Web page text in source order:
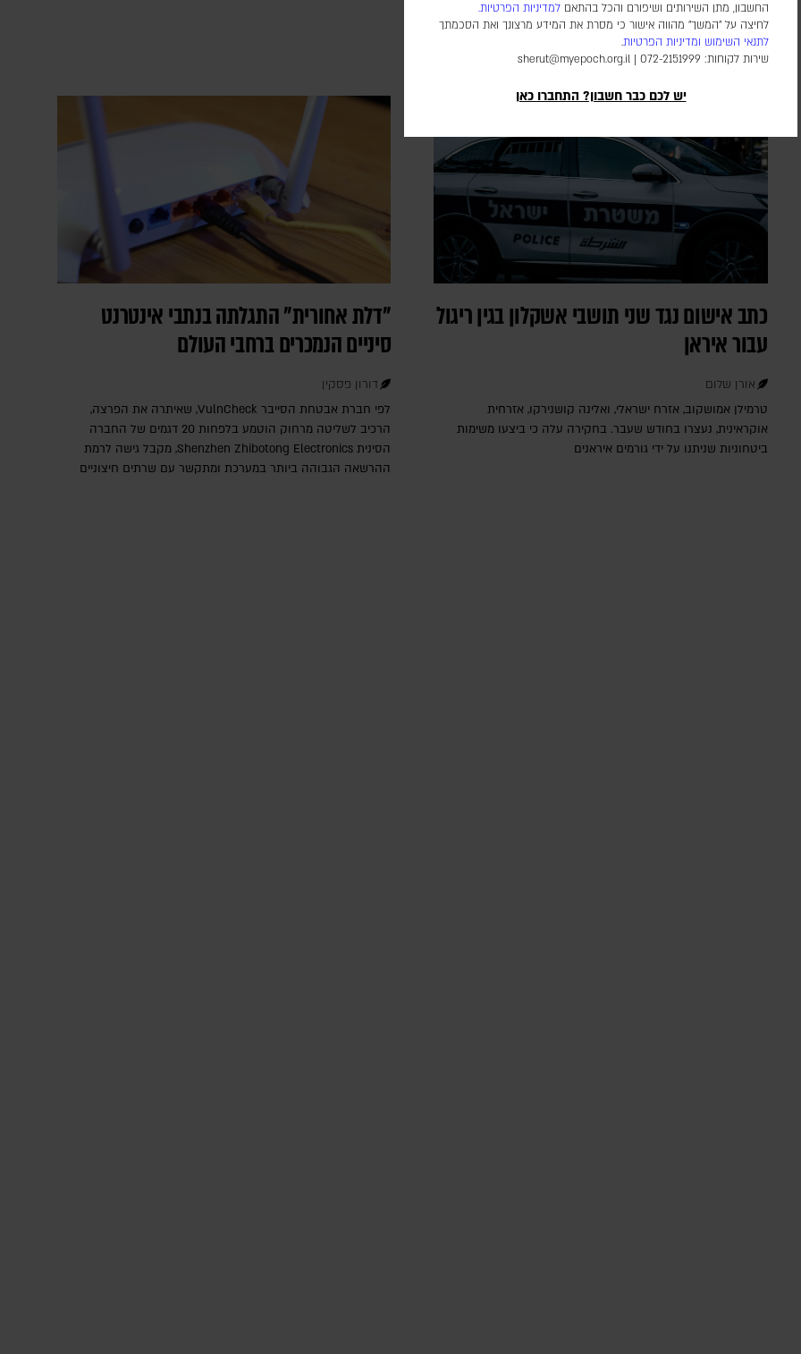
החשבון, מתן השירותים ושיפורם והכל בהתאם למדיניות הפרטיות.
לחיצה על "המשך" מהווה אישור כי מסרת את המידע מרצונך ואת הסכמתך
לתנאי השימוש ומדיניות הפרטיות.
שירות לקוחות: 072-2151999 |
sherut@myepoch.org.il
יש לכם כבר חשבון? התחברו כאן
גבוה. התקיפות במפרץ הפכו את התרחיש התיאורטי למשבר
אספקה ממשי
כתב אישום נגד שני תושבי אשקלון בגין ריגול
עבור איראן
אורן שלום
טרמילן אמושקוב, אזרח ישראלי, ואלינה קושנירקו, אזרחית
אוקראינית, נעצרו בחודש שעבר. בחקירה עלה כי ביצעו משימות
ביטחוניות שניתנו על ידי גורמים איראנים
"דלת אחורית" התגלתה בנתבי אינטרנט
סיניים הנמכרים ברחבי העולם
דורון פסקין
לפי חברת אבטחת הסייבר VulnCheck‎, שאיתרה את הפרצה,
הרכיב לשליטה מרחוק הוטמע בלפחות 20 דגמים של החברה
הסינית Shenzhen Zhibotong Electronics‎, מקבל גישה לרמת
ההרשאה הגבוהה ביותר במערכת ומתקשר עם שרתים חיצוניים